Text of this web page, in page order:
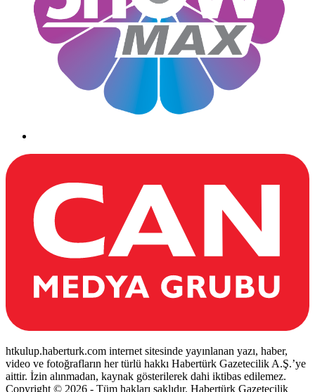
htkulup.haberturk.com internet sitesinde yayınlanan yazı, haber,
video ve fotoğrafların her türlü hakkı Habertürk Gazetecilik A.Ş.’ye
aittir. İzin alınmadan, kaynak gösterilerek dahi iktibas edilemez.
Copyright © 2026 - Tüm hakları saklıdır. Habertürk Gazetecilik